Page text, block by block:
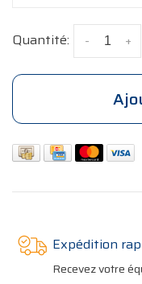
Quantité: +
-
Expédition
Recevez votre